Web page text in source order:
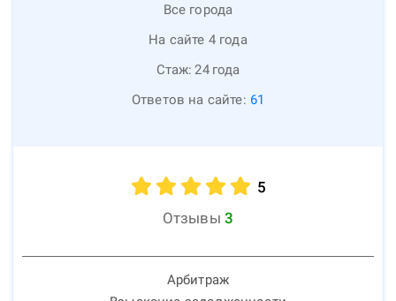
Все города
На сайте 4 года
Стаж: 24 года
Ответов на сайте: 61
5
Отзывы 3
Арбитраж